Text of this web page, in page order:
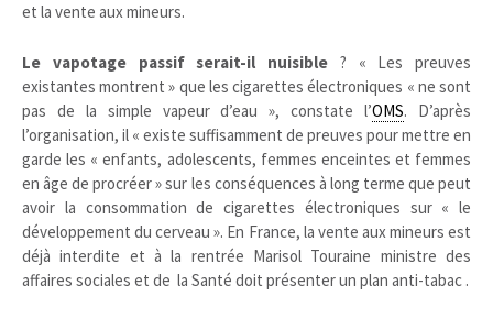
et la vente aux mineurs.
Le vapotage passif serait-il nuisible ? « Les preuves
existantes montrent » que les cigarettes électroniques « ne sont
pas de la simple vapeur d’eau », constate l’OMS. D’après
l’organisation, il « existe suffisamment de preuves pour mettre en
garde les « enfants, adolescents, femmes enceintes et femmes
en âge de procréer » sur les conséquences à long terme que peut
avoir la consommation de cigarettes électroniques sur « le
développement du cerveau ». En France, la vente aux mineurs est
déjà interdite et à la rentrée Marisol Touraine ministre des
affaires sociales et de la Santé doit présenter un plan anti-tabac .